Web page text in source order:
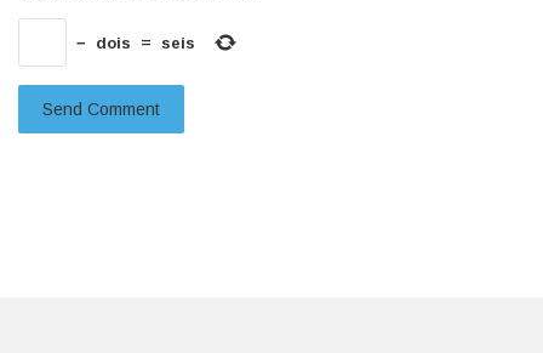
− dois = seis